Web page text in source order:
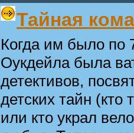
Тайная
Когда им было по
Оукдейла была
детективов,
детских тайн (кто
или кто украл